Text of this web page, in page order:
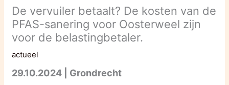
De vervuiler betaalt? De kosten van de
PFAS-sanering voor Oosterweel zijn
voor de belastingbetaler.
actueel
29.10.2024 | Grondrecht